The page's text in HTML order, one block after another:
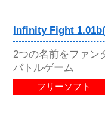
Infinity Fight
2つの名前をファン
バトルゲーム
フリーソフト